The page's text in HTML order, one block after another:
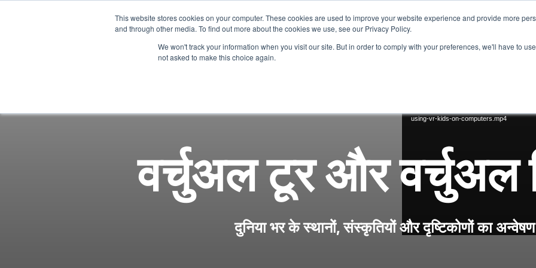
This website stores cookies on your computer. These cookies are used to improve your website experience and provide more
and through other media. To find out more about the cookies we use, see our Privacy Policy.
We won't track your information when you visit our site. But in order to comply with your preferences, we'll have to
not asked to make this choice again.
Media error: Format(s) not
using-vr-kids-on-computers.mp4
वर्चुअल टूर और वर्चुअल
दुनिया भर के स्थानों, संस्कृतियों और दृष्टिकोणों का